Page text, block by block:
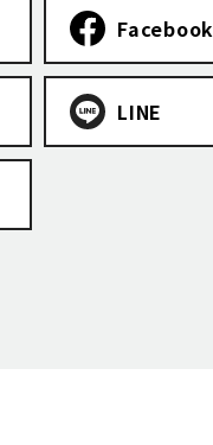
Facebook
LINE